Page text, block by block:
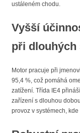
ustáleném chodu.
Vyšší
při dlouhých
Motor pracuje při
95,4 %, což pomáhá
zatížení. Třída IE4
zařízení s dlouhou
provoz v systémech,